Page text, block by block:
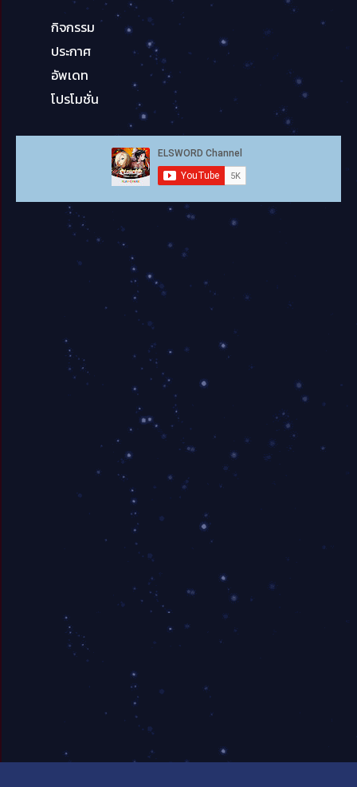
กิจกรรม
ประกาศ
อัพเดท
โปรโมชั่น